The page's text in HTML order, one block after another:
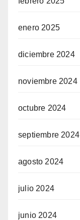
enero 2025
diciembre 2024
noviembre 2024
octubre 2024
septiembre 2024
agosto 2024
julio 2024
junio 2024